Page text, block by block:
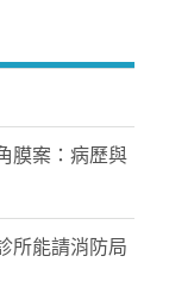
膜案：病歷與
所能請消防局